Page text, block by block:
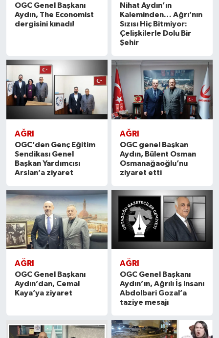
OGC Genel Başkanı
Aydın, The Economist
dergisini kınadı!
Nihat Aydın’ın
Kaleminden… Ağrı’nın
Sızısı Hiç Bitmiyor:
Çelişkilerle Dolu Bir
Şehir
AĞRI
OGC’den Genç Eğitim
Sendikası Genel
Başkan Yardımcısı
Arslan’a ziyaret
AĞRI
OGC genel Başkan
Aydın, Bülent Osman
Osmanağaoğlu’nu
ziyaret etti
AĞRI
OGC Genel Başkanı
Aydın’dan, Cemal
Kaya’ya ziyaret
AĞRI
OGC Genel Başkanı
Aydın’ın, Ağrılı İş insanı
Abdolbari Gozal’a
taziye mesajı